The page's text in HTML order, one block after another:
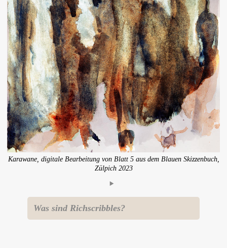
Karawane, digitale Bearbeitung von Blatt 5 aus dem Blauen Skizzenbuch,
Zülpich 2023
Was sind Richscribbles?